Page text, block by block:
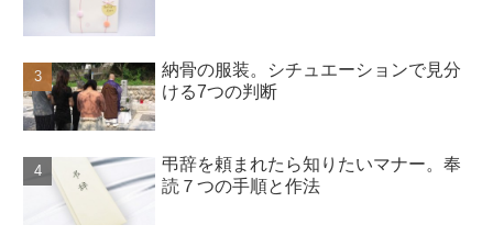
納骨の服装。シチュエーションで見分
ける7つの判断
弔辞を頼まれたら知りたいマナー。奉
読７つの手順と作法